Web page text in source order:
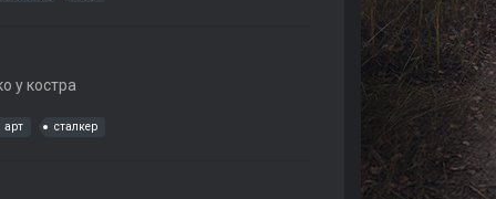
у костра
арт сталкер